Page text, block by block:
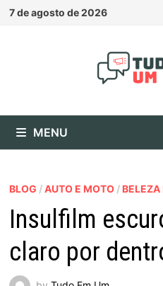
Skip
7 de agosto de 2026
MENU
BLOG /AUTO E MOTO/ BELEZA
Insulfilm
claro por